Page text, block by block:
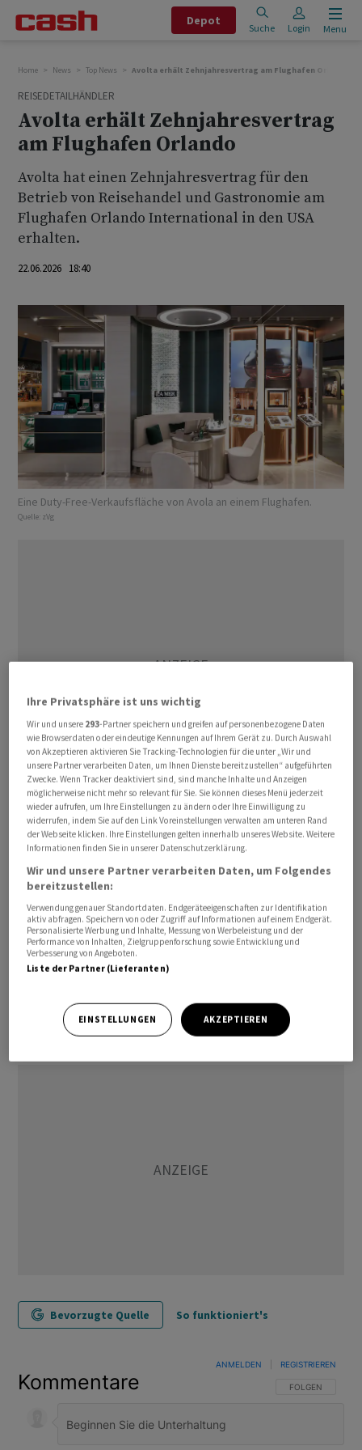
Depot
Suche Login Menu
Home News Top News Avolta erhält Zehnjahresvertrag am Flughafen Orlando
REISEDETAILHÄNDLER
Avolta erhält Zehnjahresvertrag
am Flughafen Orlando
Avolta hat einen Zehnjahresvertrag für den
Betrieb von Reisehandel und Gastronomie am
Flughafen Orlando International in den USA
erhalten.
22.06.2026 18:40
Eine Duty-Free-Verkaufsfläche von Avola an einem Flughafen.
Quelle: zVg
Der Vertrag umfasse Gastro- und Verkaufsflächen von
mehr als 1800 Quadratmetern, teilte der
Reisedetailhändler am Montagabend mit. Unter
anderem wird Avolta im Rahmen des neu
unterzeichneten Vertrags eine moderne Food Hall
sowie fünf neue Detailhandelsgeschäfte mit lokalen
Konzepten betreiben. Damit stärke die Gruppe die
langfristige Präsenz an Floridas verkehrsreichstem
Flughafen, wo jährlich knapp 58 Millionen Passagiere
Bevorzugte Quelle So funktioniert's
Kommentare FOLGE DIESER
FOLGEN
ANMELDEN REGISTRIEREN
Ihre Privatsphäre ist uns wichtig
Wir und unsere 293-Partner speichern und greifen auf personenbezogene Daten
wie Browserdaten oder eindeutige Kennungen auf Ihrem Gerät zu. Durch Auswahl
von Akzeptieren aktivieren Sie Tracking-Technologien für die unter „Wir und
unsere Partner verarbeiten Daten, um Ihnen Dienste bereitzustellen“ aufgeführten
Zwecke. Wenn Tracker deaktiviert sind, sind manche Inhalte und Anzeigen
möglicherweise nicht mehr so relevant für Sie. Sie können dieses Menü jederzeit
wieder aufrufen, um Ihre Einstellungen zu ändern oder Ihre Einwilligung zu
widerrufen, indem Sie auf den Link Voreinstellungen verwalten am unteren Rand
der Webseite klicken. Ihre Einstellungen gelten innerhalb unseres Website. Weitere
Informationen finden Sie in unserer Datenschutzerklärung.
Wir und unsere Partner verarbeiten Daten, um Folgendes
bereitzustellen:
Verwendung genauer Standortdaten. Endgeräteeigenschaften zur Identifikation
aktiv abfragen. Speichern von oder Zugriff auf Informationen auf einem Endgerät.
Personalisierte Werbung und Inhalte, Messung von Werbeleistung und der
Performance von Inhalten, Zielgruppenforschung sowie Entwicklung und
Verbesserung von Angeboten.
Liste der Partner (Lieferanten)
EINSTELLUNGEN AKZEPTIEREN